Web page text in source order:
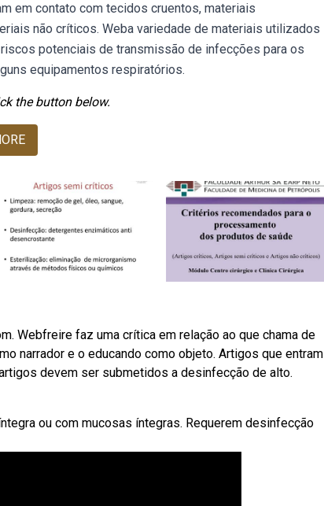
em contato com tecidos cruentos, materiais
não críticos. Weba variedade de materiais utilizados
potenciais de transmissão de infecções para os
equipamentos respiratórios.
the button below.
Webfreire faz uma crítica em relação ao que chama de
narrador e o educando como objeto. Artigos que entram
devem ser submetidos a desinfecção de alto.
ou com mucosas íntegras. Requerem desinfecção